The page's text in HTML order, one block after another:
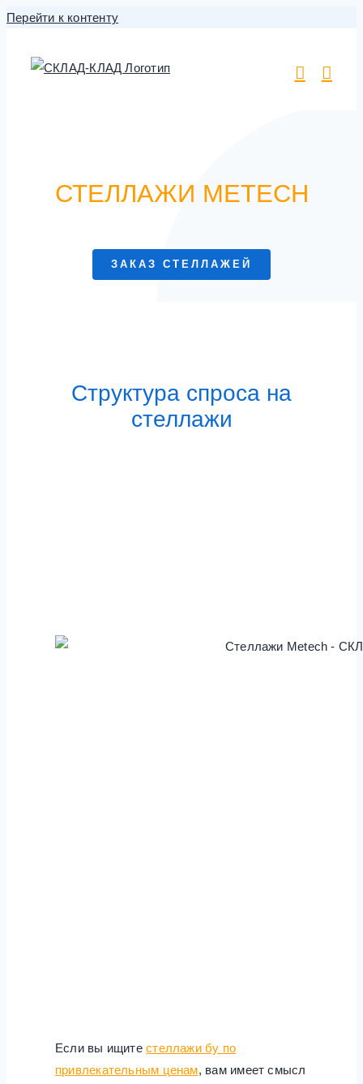
Перейти к контенту
СТЕЛЛАЖИ METECH
ЗАКАЗ СТЕЛЛАЖЕЙ
Структура спроса на
стеллажи
Если вы ищитестеллажи бу по
привлекательным ценам, вам имеет смысл